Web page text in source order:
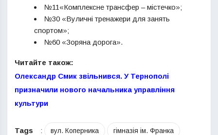
№11«Комплексне трансфер – містечко»;
№30 «Вуличні тренажери для занять
спортом»;
№60 «Зоряна дорога».
Читайте також:
Олександр Смик звільнився. У Тернополі
призначили нового начальника управління
культури
Tags : вул. Коперника гімназія ім. Франка